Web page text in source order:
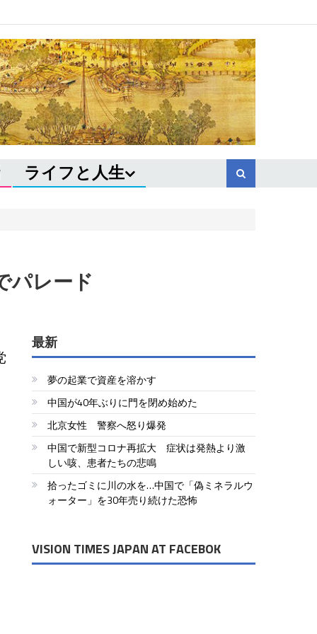
ライフと人生
パレード
最新
夢の起業で資産を溶かす
中国が40年ぶりに門を閉め始めた
北京女性 警察へ怒り爆発
中国で新型コロナ再拡大 症状は発熱より激
しい咳、患者たちの悲鳴
拾ったゴミに川の水を…中国で「偽ミネラルウ
ォーター」を30年売り続けた恐怖
VISION TIMES JAPAN AT FACEBOK